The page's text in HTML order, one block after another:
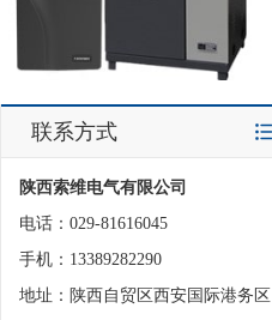
联系方式
陕西索维电气有限公司
电话：029-81616045
手机：13389282290
地址：陕西自贸区西安国际港务区